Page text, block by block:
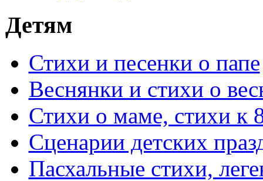
Детям
Стихи и песенки о папе
Веснянки и стихи о
Стихи о маме, стихи к
Сценарии детских
Пасхальные стихи,